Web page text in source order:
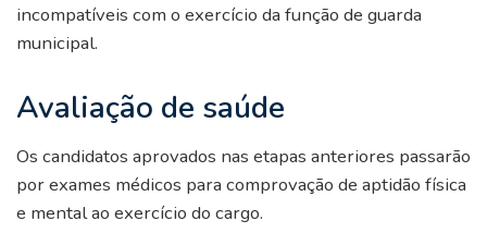
incompatíveis com o exercício da função de guarda
municipal.
Avaliação de saúde
Os candidatos aprovados nas etapas anteriores passarão
por exames médicos para comprovação de aptidão física
e mental ao exercício do cargo.